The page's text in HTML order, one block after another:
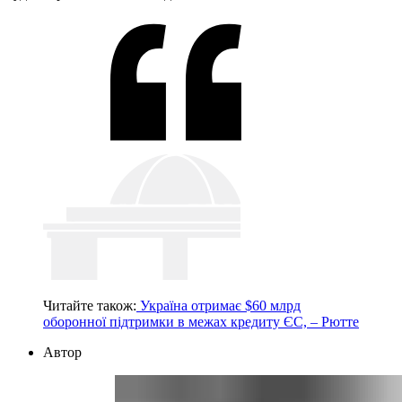
Читайте також: Україна отримає $60 млрд
оборонної підтримки в межах кредиту ЄС, – Рютте
Автор